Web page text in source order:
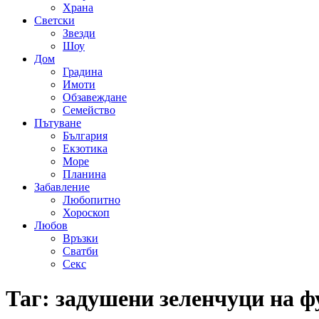
Храна
Светски
Звезди
Шоу
Дом
Градина
Имоти
Обзавеждане
Семейство
Пътуване
България
Екзотика
Море
Планина
Забавление
Любопитно
Хороскоп
Любов
Връзки
Сватби
Секс
Таг: задушени зеленчуци на